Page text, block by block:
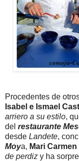
Procedentes de
Isabel e Ismael
arriero a su estilo,
del restaurante
desde Landete,
Moya, Mari
de perdiz y ha